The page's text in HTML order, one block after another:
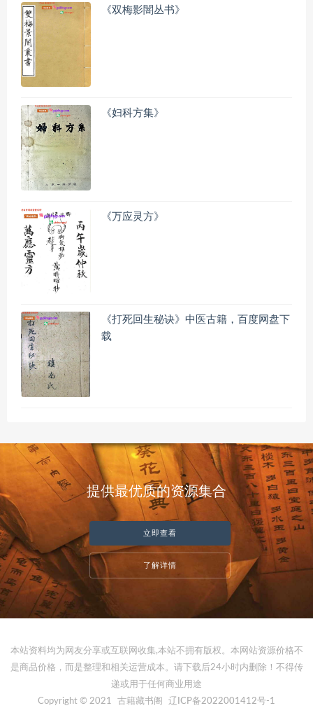
《双梅影闇丛书》
《妇科方集》
《万应灵方》
《打死回生秘诀》中医古籍，百度网盘下
载
提供最优质的资源集合
立即查看
了解详情
本站资料均为网友分享或互联网收集,本站不拥有版权。本网站资源价格不
是商品价格，而是整理和相关运营成本。请下载后24小时内删除！不得传
递或用于任何商业用途
Copyright © 2021
古籍藏书阁 辽ICP备2022001412号-1